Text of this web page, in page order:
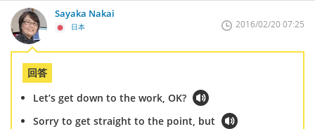
Sayaka Nakai
日本 2016/02/20 07:25
回答
Let’s get down to the work, OK?
Sorry to get straight to the point, but